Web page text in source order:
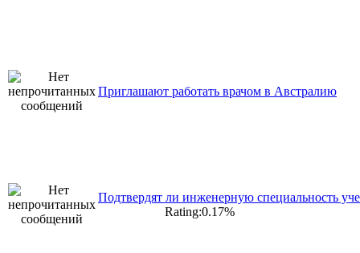
Приглашают работать врачом в Австралию
Подтвердят ли инженерную специальность
Rating:0.17%